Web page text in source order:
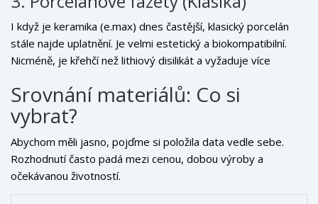
„vyzkoušet“ nový úsměv před investicí do keramiky, je to
skvělá volba.
I když je keramika (e.max) dnes častější, klasický porcelán
stále najde uplatnění. Je velmi estetický a biokompatibilní.
Nicméně, je křehčí než lithiový disilikát a vyžaduje více
sílu. V roce 2026 se již příliš nepoužívá pro nové případy,
pokud nemáte specifické požadavky.
Srovnání materiálů: Co si
vybrat?
Abychom měli jasno, pojďme si položila data vedle sebe.
Rozhodnutí často padá mezi cenou, dobou výroby a
očekávanou životností.